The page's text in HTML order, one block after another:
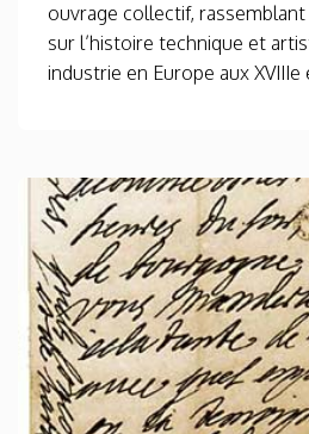
ouvrage collectif,
sur l’histoire technique et
industrie en Europe aux XVIIIe